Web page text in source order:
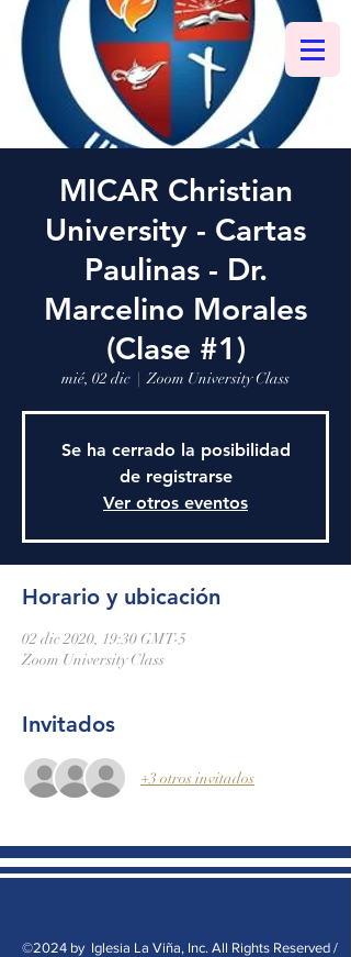
MICAR Christian
University - Cartas
Paulinas - Dr.
Marcelino Morales
(Clase #1)
mié, 02 dic
  |
Zoom University Class
Se ha cerrado la posibilidad
de registrarse
Ver otros eventos
Horario y ubicación
02 dic 2020, 19:30 GMT-5
Zoom University Class
Invitados
+3 otros invitados
©2024 by Iglesia La Viña, Inc. All Rights Reserved /